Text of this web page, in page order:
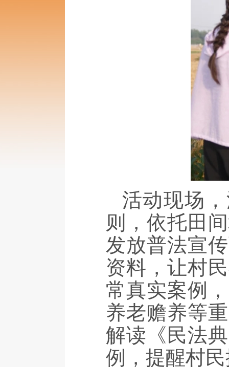
活动现场
则，依托田
发放普法宣
资料，让村
常真实案例
养老赡养等
解读《民法
例，提醒村